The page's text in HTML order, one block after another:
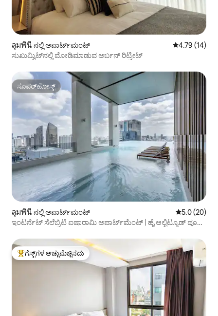
ลุมพินี ನಲ್ಲಿ ಅಪಾರ್ಟ್‌ಮಂಟ್ 5 ರಲ್ಲಿ 4.79
4.79 (14)
ಸುಖುಮ್ವಿಟ್‌ನಲ್ಲಿ ಮೋಡಿಮಾಡುವ ಅರ್ಬನ್ ರಿಟ್ರೀಟ್
ಸೂಪರ್‌ಹೋಸ್ಟ್
ಸೂಪರ್‌ಹೋಸ್ಟ್
ลุมพินี ನಲ್ಲಿ ಅಪಾರ್ಟ್‌ಮಂಟ್ 5 ರಲ್ಲಿ 5.0
5.0 (20)
ಇಂಟರ್ನೆಟ್ ಸೆಲೆಬ್ರಿಟಿ ಐಷಾರಾಮಿ ಅಪಾರ್ಟ್‌ಮೆಂಟ್ | ಹೈ ಆಲ್ಟಿಟ್ಯೂಡ್ ಪೂಲ್
ಪ್ರದೇಶಕ್ಕೆ ಹತ್ತಿರ!
ಗೆಸ್ಟ್‌ಗಳಿಗೆ ಅತಿ ಹೆಚ್ಚು ಅಚ್ಚುಮೆಚ್ಚಿನದು
ಗೆಸ್ಟ್‌ಗಳ ಅಚ್ಚುಮೆಚ್ಚಿನದು